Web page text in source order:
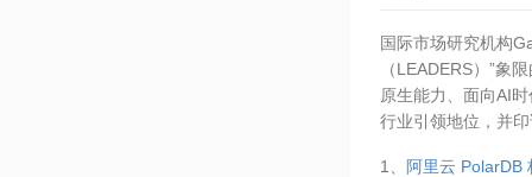
国际市场研究机构
（LEADERS）”象
原生能力、面向AI
行业引领地位，并
1、 阿里云 PolarDB